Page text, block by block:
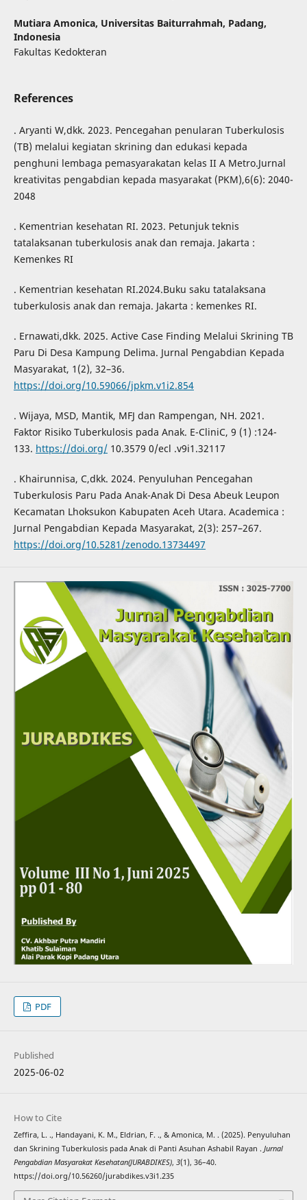
Mutiara Amonica, Universitas Baiturrahmah, Padang,
Indonesia
Fakultas Kedokteran
References
. Aryanti W,dkk. 2023. Pencegahan penularan Tuberkulosis
(TB) melalui kegiatan skrining dan edukasi kepada
penghuni lembaga pemasyarakatan kelas II A Metro.Jurnal
kreativitas pengabdian kepada masyarakat (PKM),6(6): 2040-
2048
. Kementrian kesehatan RI. 2023. Petunjuk teknis
tatalaksanan tuberkulosis anak dan remaja. Jakarta :
Kemenkes RI
. Kementrian kesehatan RI.2024.Buku saku tatalaksana
tuberkulosis anak dan remaja. Jakarta : kemenkes RI.
. Ernawati,dkk. 2025. Active Case Finding Melalui Skrining TB
Paru Di Desa Kampung Delima. Jurnal Pengabdian Kepada
Masyarakat, 1(2), 32–36.
https://doi.org/10.59066/jpkm.v1i2.854
. Wijaya, MSD, Mantik, MFJ dan Rampengan, NH. 2021.
Faktor Risiko Tuberkulosis pada Anak. E-CliniC, 9 (1) :124-
133. https://doi.org/10.3579 0/ecl .v9i1.32117
. Khairunnisa, C,dkk. 2024. Penyuluhan Pencegahan
Tuberkulosis Paru Pada Anak-Anak Di Desa Abeuk Leupon
Kecamatan Lhoksukon Kabupaten Aceh Utara. Academica :
Jurnal Pengabdian Kepada Masyarakat, 2(3): 257–267.
https://doi.org/10.5281/zenodo.13734497
PDF
Published
2025-06-02
How to Cite
Zeffira, L. ., Handayani, K. M., Eldrian, F. ., & Amonica, M. . (2025). Penyuluhan
dan Skrining Tuberkulosis pada Anak di Panti Asuhan Ashabil Rayan . Jurnal
Pengabdian Masyarakat Kesehatan(JURABDIKES), 3(1), 36–40.
https://doi.org/10.56260/jurabdikes.v3i1.235